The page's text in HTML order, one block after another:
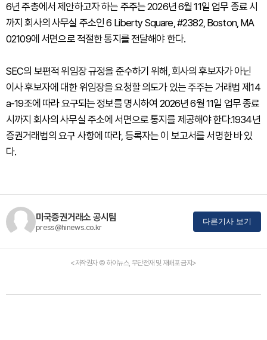
6년 주총에서 제안하고자 하는 주주는 2026년 6월 11일 업무 종료 시
까지 회사의 사무실 주소인 6 Liberty Square, #2382, Boston, MA
02109에 서면으로 적절한 통지를 전달해야 한다.
SEC의 보편적 위임장 규정을 준수하기 위해, 회사의 후보자가 아닌
이사 후보자에 대한 위임장을 요청할 의도가 있는 주주는 거래법 제14
a-19조에 따라 요구되는 정보를 명시하여 2026년 6월 11일 업무 종료
시까지 회사의 사무실 주소에 서면으로 통지를 제공해야 한다.1934년
증권거래법의 요구 사항에 따라, 등록자는 이 보고서를 서명한 바 있
다.
미국증권거래소 공시팀
press@hinews.co.kr
다른기사 보기
<저작권자 © 하이뉴스, 무단전재 및 재배포 금지>